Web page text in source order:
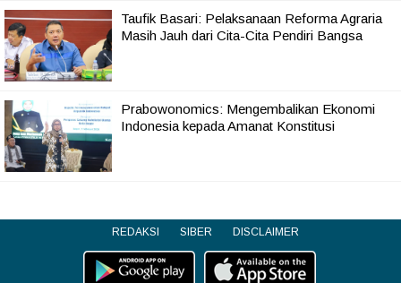
Taufik Basari: Pelaksanaan Reforma Agraria
Masih Jauh dari Cita-Cita Pendiri Bangsa
Prabowonomics: Mengembalikan Ekonomi
Indonesia kepada Amanat Konstitusi
REDAKSI SIBER DISCLAIMER